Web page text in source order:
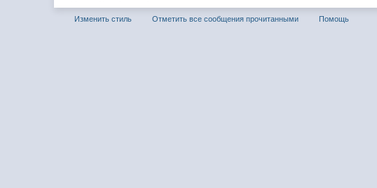
Изменить стиль Отметить все сообщения прочитанными Помощь